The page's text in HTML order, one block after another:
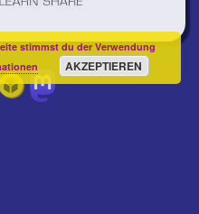
stimmst du der Verwendung
AKZEPTIEREN